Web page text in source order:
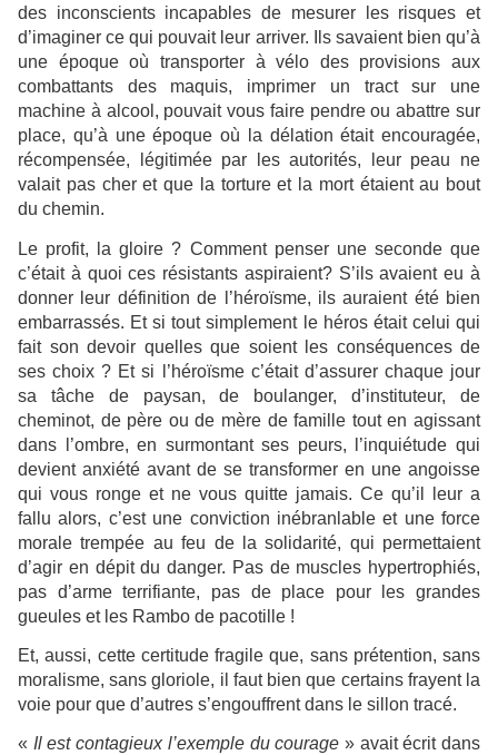
des inconscients incapables de mesurer les risques et
d’imaginer ce qui pouvait leur arriver. Ils savaient bien qu’à
une époque où transporter à vélo des provisions aux
combattants des maquis, imprimer un tract sur une
machine à alcool, pouvait vous faire pendre ou abattre sur
place, qu’à une époque où la délation était encouragée,
récompensée, légitimée par les autorités, leur peau ne
valait pas cher et que la torture et la mort étaient au bout
du chemin.
Le profit, la gloire ? Comment penser une seconde que
c’était à quoi ces résistants aspiraient? S’ils avaient eu à
donner leur définition de l’héroïsme, ils auraient été bien
embarrassés. Et si tout simplement le héros était celui qui
fait son devoir quelles que soient les conséquences de
ses choix ? Et si l’héroïsme c’était d’assurer chaque jour
sa tâche de paysan, de boulanger, d’instituteur, de
cheminot, de père ou de mère de famille tout en agissant
dans l’ombre, en surmontant ses peurs, l’inquiétude qui
devient anxiété avant de se transformer en une angoisse
qui vous ronge et ne vous quitte jamais. Ce qu’il leur a
fallu alors, c’est une conviction inébranlable et une force
morale trempée au feu de la solidarité, qui permettaient
d’agir en dépit du danger. Pas de muscles hypertrophiés,
pas d’arme terrifiante, pas de place pour les grandes
gueules et les Rambo de pacotille !
Et, aussi, cette certitude fragile que, sans prétention, sans
moralisme, sans gloriole, il faut bien que certains frayent la
voie pour que d’autres s’engouffrent dans le sillon tracé.
« Il est contagieux l’exemple du courage » avait écrit dans